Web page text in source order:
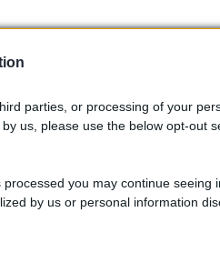
parties, or processing of your
us, please use the below opt-out
you may continue seeing
by us or personal information